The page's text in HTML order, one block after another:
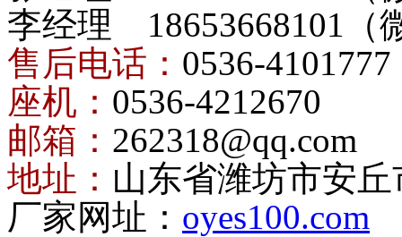
李经理 18653668101（
售后电话： 0536-4101777
座机： 0536-4212670
邮箱： 262318@qq.com
地址： 山东省潍坊市安
厂家网址： oyes100.com